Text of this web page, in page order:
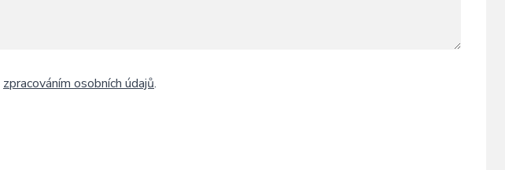
zpracováním osobních údajů.